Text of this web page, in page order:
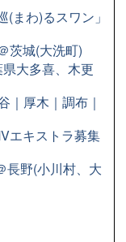
まわ)るスワン」
茨城(大洗町)
大多喜、木更
｜厚木｜調布｜
エキストラ募集
野(小川村、大